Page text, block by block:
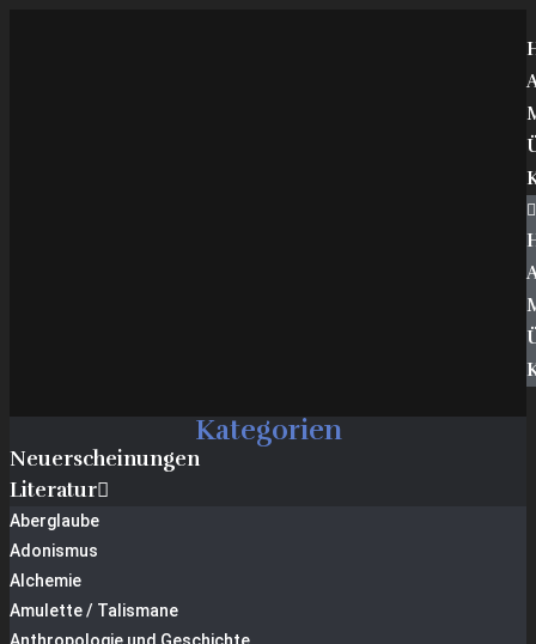
Kategorien
Neuerscheinungen
Literatur
Aberglaube
Adonismus
Alchemie
Amulette / Talismane